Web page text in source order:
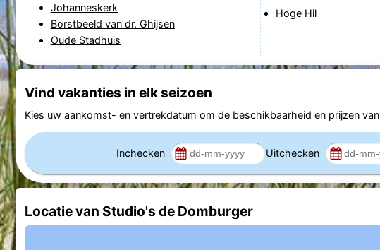
Johanneskerk
Borstbeeld van dr. Ghijsen
Oude Stadhuis
Hoge Hil
Vind vakanties in elk seizoen
Kies uw aankomst- en vertrekdatum om de beschikbaarheid en prijzen van
Inchecken Uitchecken
Locatie van Studio's de Domburger